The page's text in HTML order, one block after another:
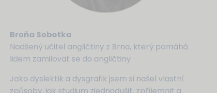
Broňa Sobotka
Nadšený učitel angličtiny z Brna, který pomáhá
lidem zamilovat se do angličtiny
Jako dyslektik a dysgrafik jsem si našel vlastní
způsoby, jak studium zjednodušit, zpříjemnit a